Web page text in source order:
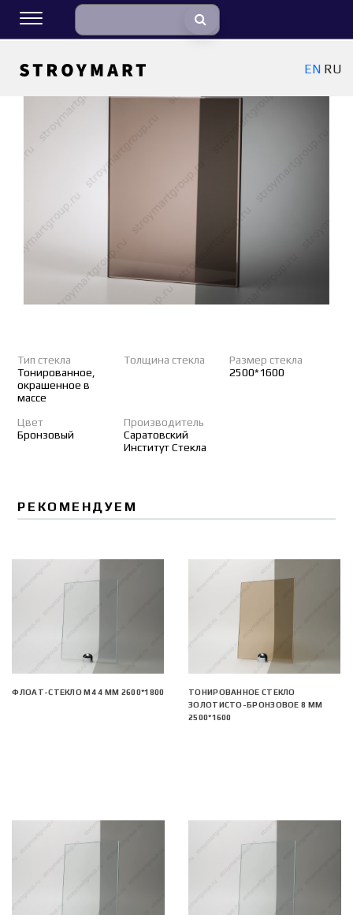
EN RU
Тип стекла
Тонированное,
окрашенное в
массе
Толщина стекла
Размер стекла
2500*1600
Цвет
Бронзовый
Производитель
Саратовский
Институт Стекла
РЕКОМЕНДУЕМ
ФЛОАТ-СТЕКЛО М4 4 ММ 2600*1800
ТОНИРОВАННОЕ СТЕКЛО
ЗОЛОТИСТО-БРОНЗОВОЕ 8 ММ
2500*1600